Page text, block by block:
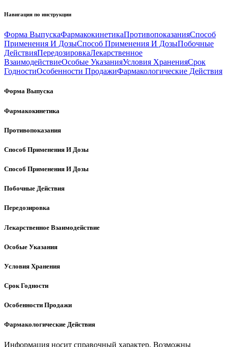
Навигация по инструкции
Форма ВыпускаФармакокинетикаПротивопоказанияСпособ
Применения И ДозыСпособ Применения И ДозыПобочные
ДействияПередозировкаЛекарственное
ВзаимодействиеОсобые УказанияУсловия ХраненияСрок
ГодностиОсобенности ПродажиФармакологические Действия
Форма Выпуска
Фармакокинетика
Противопоказания
Способ Применения И Дозы
Способ Применения И Дозы
Побочные Действия
Передозировка
Лекарственное Взаимодействие
Особые Указания
Условия Хранения
Срок Годности
Особенности Продажи
Фармакологические Действия
Информация носит справочный характер. Возможны